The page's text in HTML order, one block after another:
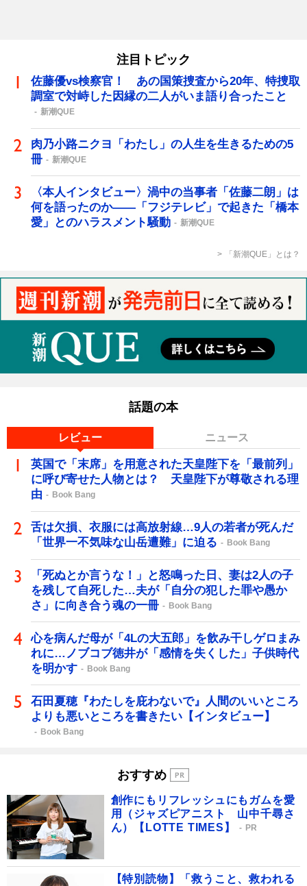
注目トピック
佐藤優vs検察官！ あの国策捜査から20年、特捜取
調室で対峙した因縁の二人がいま語り合ったこと
新潮QUE
肉乃小路ニクヨ「わたし」の人生を生きるための5
冊
新潮QUE
〈本人インタビュー〉渦中の当事者「佐藤二朗」は
何を語ったのか――「フジテレビ」で起きた「橋本
愛」とのハラスメント騒動
新潮QUE
「新潮QUE」とは？
話題の本
レビュー ニュース
英国で「末席」を用意された天皇陛下を「最前列」
に呼び寄せた人物とは？ 天皇陛下が尊敬される理
由
Book Bang
舌は欠損、衣服には高放射線…9人の若者が死んだ
「世界一不気味な山岳遭難」に迫る
Book Bang
「死ぬとか言うな！」と怒鳴った日、妻は2人の子
を残して自死した…夫が「自分の犯した罪や愚か
さ」に向き合う魂の一冊
Book Bang
心を病んだ母が「4Lの大五郎」を飲み干しゲロまみ
れに…ノブコブ徳井が「感情を失くした」子供時代
を明かす
Book Bang
石田夏穂『わたしを庇わないで』人間のいいところ
よりも悪いところを書きたい【インタビュー】
Book Bang
おすすめ
創作にもリフレッシュにもガムを愛
用（ジャズピアニスト 山中千尋さ
ん）【LOTTE TIMES】
PR
【特別読物】「救うこと、救われる